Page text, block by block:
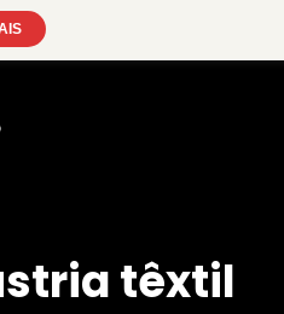
têxtil